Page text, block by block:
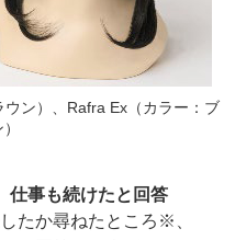
ン）、Rafra Ex（カラー：ブ
仕事も続けたと回答
たか尋ねたところ※、